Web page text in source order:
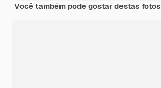
Você também pode gostar destas fotos